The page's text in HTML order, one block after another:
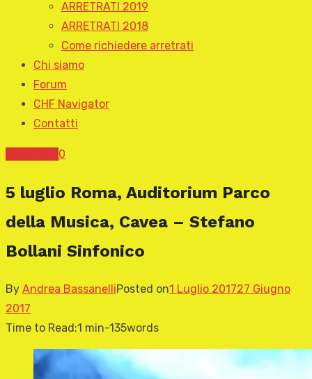
ARRETRATI 2019
ARRETRATI 2018
Come richiedere arretrati
Chi siamo
Forum
CHF Navigator
Contatti
0
5 luglio Roma, Auditorium Parco
della Musica, Cavea – Stefano
Bollani Sinfonico
By Andrea BassanelliPosted on1 Luglio 201727 Giugno
2017
Time to Read:1 min-135words